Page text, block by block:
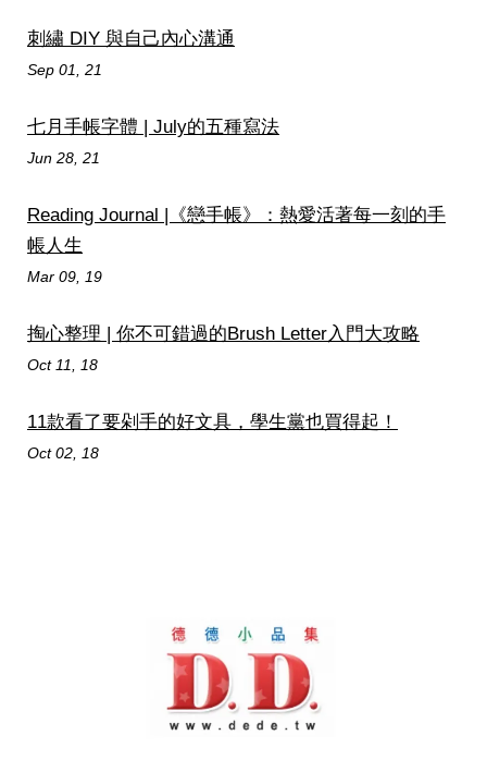
刺繡 DIY 與自己內心溝通
Sep 01, 21
七月手帳字體 | July的五種寫法
Jun 28, 21
Reading Journal |《戀手帳》：熱愛活著每一刻的手
帳人生
Mar 09, 19
掏心整理 | 你不可錯過的Brush Letter入門大攻略
Oct 11, 18
11款看了要剁手的好文具，學生黨也買得起！
Oct 02, 18